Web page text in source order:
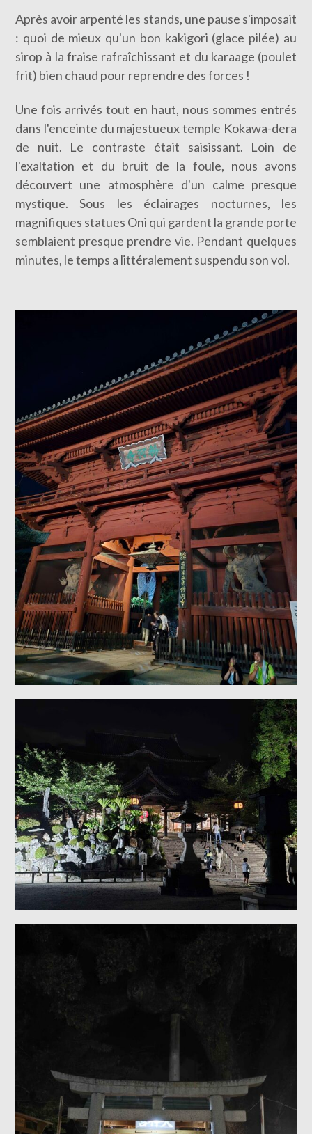
Après avoir arpenté les stands, une pause s'imposait
: quoi de mieux qu'un bon kakigori (glace pilée) au
sirop à la fraise rafraîchissant et du karaage (poulet
frit) bien chaud pour reprendre des forces !
Une fois arrivés tout en haut, nous sommes entrés
dans l'enceinte du majestueux temple Kokawa-dera
de nuit. Le contraste était saisissant. Loin de
l'exaltation et du bruit de la foule, nous avons
découvert une atmosphère d'un calme presque
mystique. Sous les éclairages nocturnes, les
magnifiques statues Oni qui gardent la grande porte
semblaient presque prendre vie. Pendant quelques
minutes, le temps a littéralement suspendu son vol.